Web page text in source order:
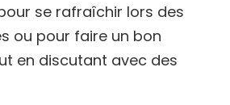
se rafraîchir lors des
ou pour faire un bon
en discutant avec des